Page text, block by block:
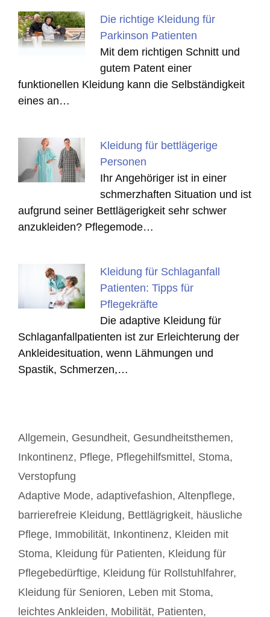
Die richtige Kleidung für
Parkinson Patienten
Mit dem richtigen Schnitt und
gutem Patent einer
funktionellen Kleidung kann die Selbständigkeit
eines an…
Kleidung für bettlägerige
Personen
Ihr Angehöriger ist in einer
schmerzhaften Situation und ist
aufgrund seiner Bettlägerigkeit sehr schwer
anzukleiden? Pflegemode…
Kleidung für Schlaganfall
Patienten: Tipps für
Pflegekräfte
Die adaptive Kleidung für
Schlaganfallpatienten ist zur Erleichterung der
Ankleidesituation, wenn Lähmungen und
Spastik, Schmerzen,…
Kategorien
Allgemein, Gesundheit, Gesundheitsthemen,
Inkontinenz, Pflege, Pflegehilfsmittel , Stoma,
Verstopfung
Schlagwörter
Adaptive Mode, adaptivefashion, Altenpflege,
barrierefreie Kleidung, Bettlägrigkeit, häusliche
Pflege, Immobilität, Inkontinenz, Kleiden mit
Stoma, Kleidung für Patienten, Kleidung für
Pflegebedürftige, Kleidung für Rollstuhlfahrer,
Kleidung für Senioren, Leben mit Stoma,
leichtes Ankleiden, Mobilität, Patienten,